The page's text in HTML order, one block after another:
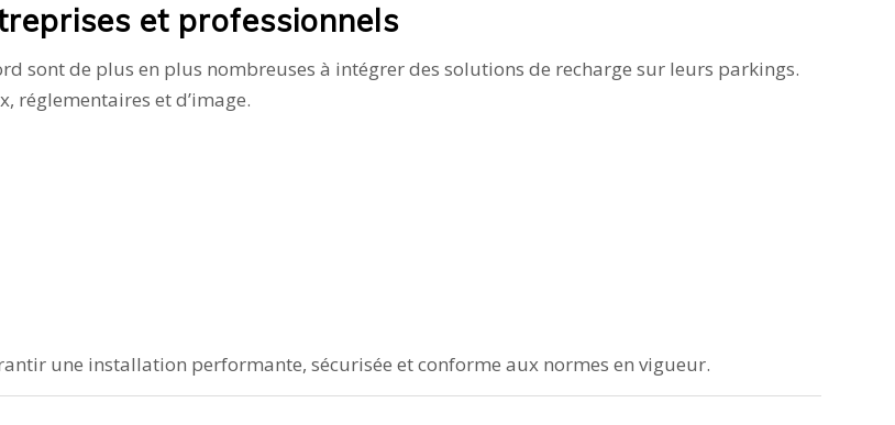
et professionnels
sont de plus en plus nombreuses à intégrer des solutions de recharge sur leurs parkings.
réglementaires et d’image.
une installation performante, sécurisée et conforme aux normes en vigueur.